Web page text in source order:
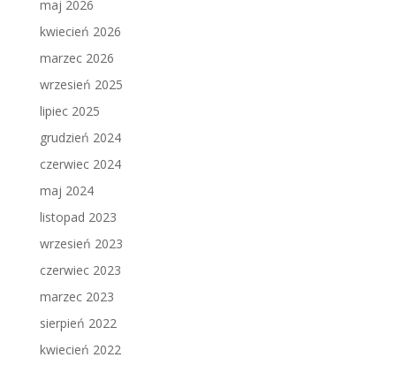
maj 2026
kwiecień 2026
marzec 2026
wrzesień 2025
lipiec 2025
grudzień 2024
czerwiec 2024
maj 2024
listopad 2023
wrzesień 2023
czerwiec 2023
marzec 2023
sierpień 2022
kwiecień 2022